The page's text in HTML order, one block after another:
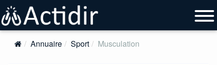
Annuaire Sport Musculation